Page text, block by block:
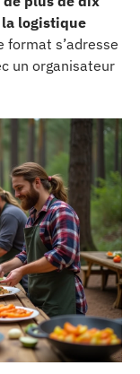
logistique
format s’adresse
un organisateur